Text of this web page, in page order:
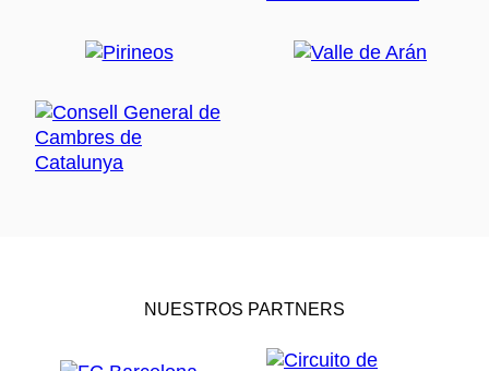
NUESTROS PARTNERS